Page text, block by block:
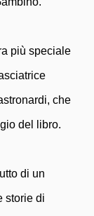
più speciale
che
del libro.
di un
storie di